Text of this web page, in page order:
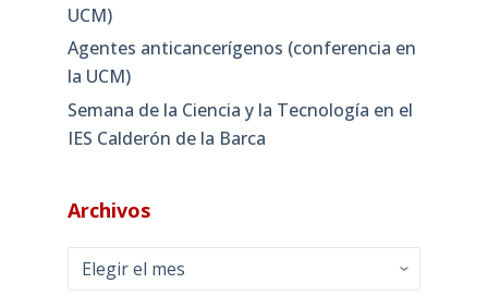
UCM)
Agentes anticancerígenos (conferencia en
la UCM)
Semana de la Ciencia y la Tecnología en el
IES Calderón de la Barca
Archivos
Archivos